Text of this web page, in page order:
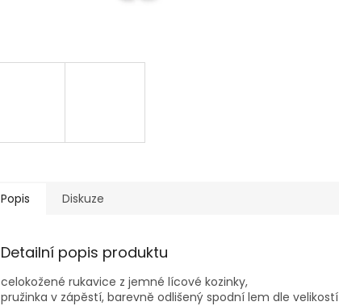
Popis Diskuze
Detailní popis produktu
celokožené rukavice z jemné lícové kozinky,
pružinka v zápěstí, barevně odlišený spodní lem dle velikostí